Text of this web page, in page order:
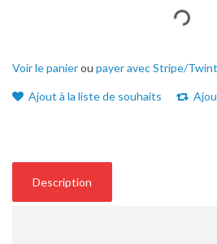
Voir le panierou payer avec Stripe/Twint
Ajout à la liste de souhaits
Description